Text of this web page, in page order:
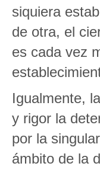
siquiera
de otra, el
es cada vez
Igualmente,
y rigor la
por la
ámbito de la